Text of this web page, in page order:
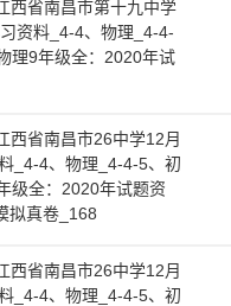
西省南昌市第十九中学
资料_4-4、物理_4-4-
理9年级全：2020年试
西省南昌市26中学12月
_4-4、物理_4-4-5、初
级全：2020年试题资
拟真卷_168
西省南昌市26中学12月
_4-4、物理_4-4-5、初